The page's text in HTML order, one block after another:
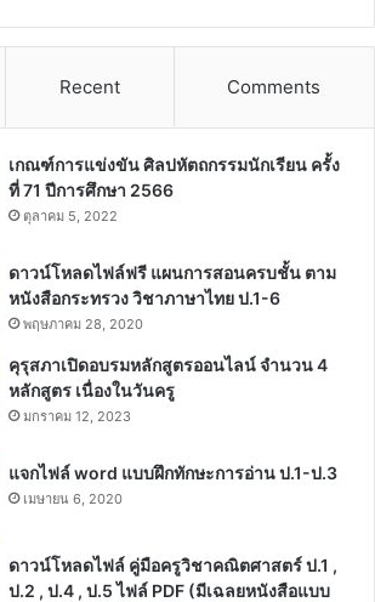
Recent Comments
เกณฑ์การแข่งขัน ศิลปหัตถกรรมนักเรียน ครั้ง
ที่ 71 ปีการศึกษา 2566
ตุลาคม 5, 2022
ดาวน์โหลดไฟล์ฟรี แผนการสอนครบชั้น ตาม
หนังสือกระทรวง วิชาภาษาไทย ป.1-6
พฤษภาคม 28, 2020
คุรุสภาเปิดอบรมหลักสูตรออนไลน์ จำนวน 4
หลักสูตร เนื่องในวันครู
มกราคม 12, 2023
แจกไฟล์ word แบบฝึกทักษะการอ่าน ป.1-ป.3
เมษายน 6, 2020
ดาวน์โหลดไฟล์ คู่มือครูวิชาคณิตศาสตร์ ป.1 ,
ป.2 , ป.4 , ป.5 ไฟล์ PDF (มีเฉลยหนังสือแบบ